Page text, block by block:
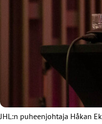
JHL:n puheenjohtaja Håkan